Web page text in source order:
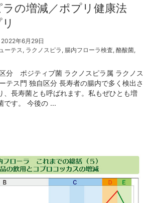
ラの増減／ポプリ健康法
2022年6月29日
ーテス, ラクノスピラ , 腸内フローラ検査, 酪酸菌,
分 ポジティブ菌 ラクノスピラ属 ラクノス
テス門 独自区分 長寿者の腸内で多く検出さ
、長寿菌とも呼ばれます。私もぜひとも増
です。 今後の ...